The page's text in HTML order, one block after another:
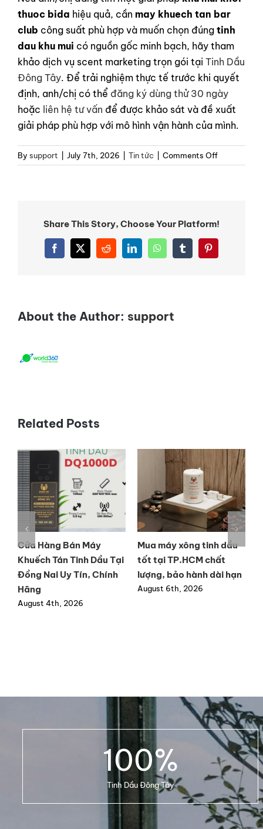
thuoc bida hiệu quả, cần may khuech tan bar
club công suất phù hợp và muốn chọn đúng tinh
dau khu mui có nguồn gốc minh bạch, hãy tham
khảo dịch vụ scent marketing trọn gói tại Tinh Dầu
Đông Tây. Để trải nghiệm thực tế trước khi quyết
định, anh/chị có thể đăng ký dùng thử 30 ngày
hoặc liên hệ tư vấn để được khảo sát và đề xuất
giải pháp phù hợp với mô hình vận hành của mình.
By support July 7th, 2026 Tin tức Comments Offon
Giải
Cho
Lạc
Share This Story, Choose Your Platform!
Facebook
X RedditLinkedInWhatsAppTumblrPinterest
About the Author: support
Related Posts
Cửa Hàng Bán Máy
Khuếch Tán Tinh Dầu Tại
Đồng Nai Uy Tín, Chính
Hãng
August 4th, 2026
Mua máy xông tinh dầu
tốt tại TP.HCM chất
lượng, bảo hành dài hạn
August 6th, 2026
100%
Tinh Dầu Đông Tây